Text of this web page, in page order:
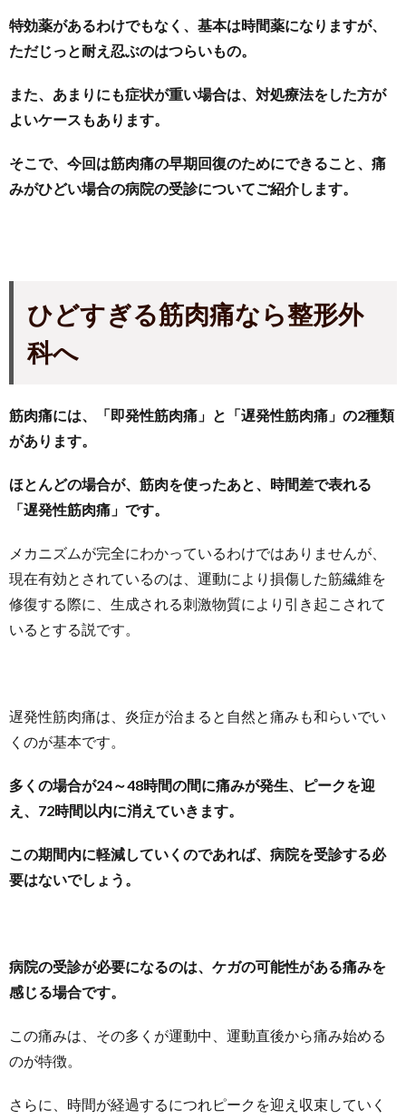
特効薬があるわけでもなく、基本は時間薬になりますが、
ただじっと耐え忍ぶのはつらいもの。
また、あまりにも症状が重い場合は、対処療法をした方が
よいケースもあります。
そこで、今回は筋肉痛の早期回復のためにできること、痛
みがひどい場合の病院の受診についてご紹介します。
ひどすぎる筋肉痛なら整形外
科へ
筋肉痛には、「即発性筋肉痛」と「遅発性筋肉痛」の2種類
があります。
ほとんどの場合が、筋肉を使ったあと、時間差で表れる
「遅発性筋肉痛」です。
メカニズムが完全にわかっているわけではありませんが、
現在有効とされているのは、運動により損傷した筋繊維を
修復する際に、生成される刺激物質により引き起こされて
いるとする説です。
遅発性筋肉痛は、炎症が治まると自然と痛みも和らいでい
くのが基本です。
多くの場合が24～48時間の間に痛みが発生、ピークを迎
え、72時間以内に消えていきます。
この期間内に軽減していくのであれば、病院を受診する必
要はないでしょう。
病院の受診が必要になるのは、ケガの可能性がある痛みを
感じる場合です。
この痛みは、その多くが運動中、運動直後から痛み始める
のが特徴。
さらに、時間が経過するにつれピークを迎え収束していく